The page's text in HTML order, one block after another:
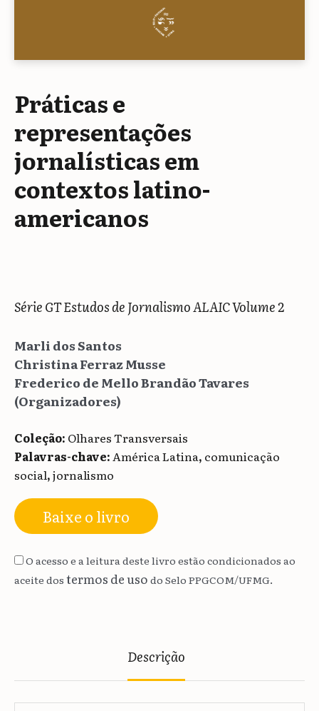
Práticas e
representações
jornalísticas em
contextos latino-
americanos
Série GT Estudos de Jornalismo ALAIC Volume 2
Marli dos Santos
Christina Ferraz Musse
Frederico de Mello Brandão Tavares
(Organizadores)
Coleção: Olhares Transversais
Palavras-chave:América Latina, comunicação
social,jornalismo
Baixe o livro
O acesso e a leitura deste livro estão condicionados ao
aceite dos termos de uso do Selo PPGCOM/UFMG.
Descrição